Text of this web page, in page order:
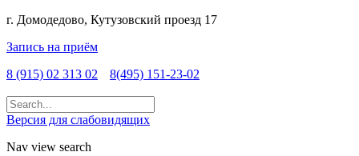
г. Домодедово, Кутузовский проезд 17
Запись на приём
8 (915) 02 313 02
8(495) 151-23-02
Версия для слабовидящих
Nav view search